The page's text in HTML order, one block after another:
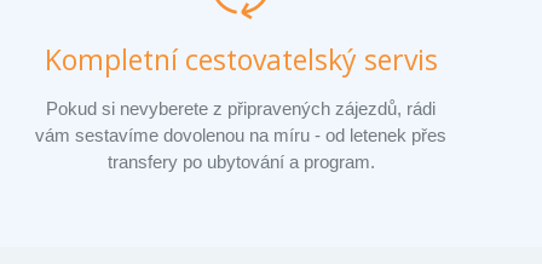
Kompletní cestovatelský servis
Pokud si nevyberete z připravených zájezdů, rádi
vám sestavíme dovolenou na míru - od letenek přes
transfery po ubytování a program.